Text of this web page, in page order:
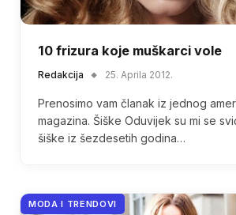
10 frizura koje muškarci vole
Redakcija 25. Aprila 2012.
Prenosimo vam članak iz jednog
magazina. Šiške Oduvijek su mi se
šiške iz šezdesetih godina…
MODA I TRENDOVI